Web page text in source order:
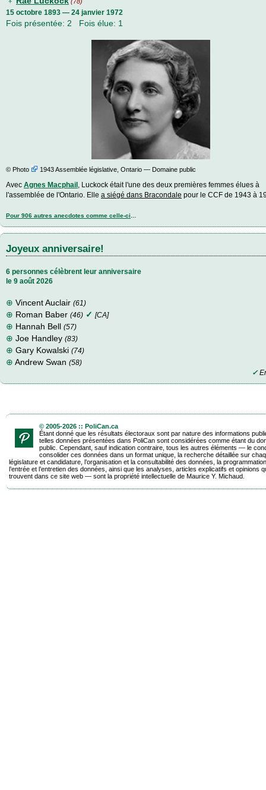
15 octobre 1893 — 24 janvier 1972
Fois présentée: 2 Fois élue: 1
© Photo 1943 Assemblée législative, Ontario — Domaine public
Avec Agnes Macphail , Luckock était l'une des deux premières femmes élues à
l'assemblée de l'Ontario. Elle a siégé dans Bracondale pour le CCF de 1943 à
Pour 906 autres anecdotes comme celle-ci
Joyeux anniversaire!
6 personnes célèbrent leur anniversaire
le 9 août 2026
⊕ Vincent Auclair (61)
⊕ Roman Baber (46) ✓ [CA]
⊕ Hannah Bell (57)
⊕ Joe Handley (83)
⊕ Gary Kowalski (74)
⊕ Andrew Swan (58)
✓
© 2005-2026 :: PoliCan.ca
Étant donné que les résultats électoraux sont par nature des informations
telles données présentées dans PoliCan sont considérées comme étant du
public. Cependant, sauf indication contraire, tous les autres éléments — le
consolider ces données dans un format unique, la recherche détaillée sur
législature et candidature, l’organisation et la consultabilité des données, la
l’entrée et l’entretien des données, ainsi que les analyses, articles explicatifs et opinions
trouvent dans ce site web — sont la propriété intellectuelle de Maurice Y. Michaud.